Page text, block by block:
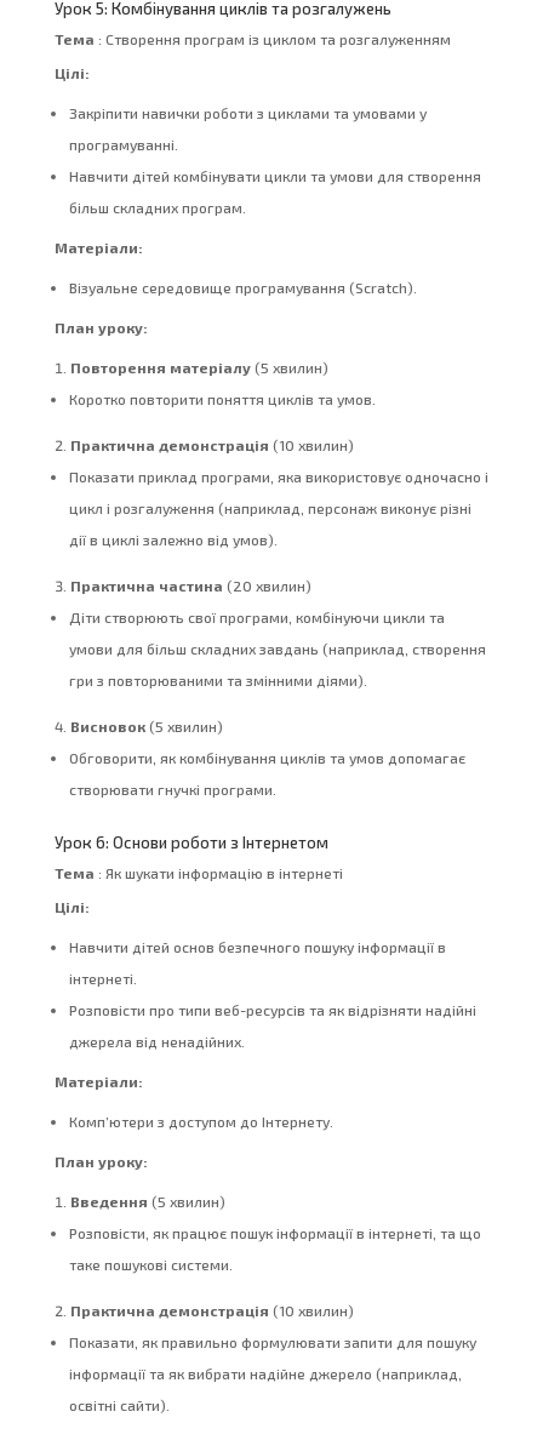
Урок 5: Комбінування циклів та розгалужень
Тема : Створення програм із циклом та розгалуженням
Цілі:
Закріпити навички роботи з циклами та умовами у
програмуванні.
Навчити дітей комбінувати цикли та умови для створення
більш складних програм.
Матеріали:
Візуальне середовище програмування (Scratch).
План уроку:
Повторення матеріалу(5 хвилин)
Коротко повторити поняття циклів та умов.
Практична демонстрація (10 хвилин)
Показати приклад програми, яка використовує одночасно і
цикл і розгалуження (наприклад, персонаж виконує різні
дії в циклі залежно від умов).
Практична частина (20 хвилин)
Діти створюють свої програми, комбінуючи цикли та
умови для більш складних завдань (наприклад, створення
гри з повторюваними та змінними діями).
Висновок(5 хвилин)
Обговорити, як комбінування циклів та умов допомагає
створювати гнучкі програми.
Урок 6: Основи роботи з Інтернетом
Тема : Як шукати інформацію в інтернеті
Цілі:
Навчити дітей основ безпечного пошуку інформації в
інтернеті.
Розповісти про типи веб-ресурсів та як відрізняти надійні
джерела від ненадійних.
Матеріали:
Комп’ютери з доступом до Інтернету.
План уроку:
Введення (5 хвилин)
Розповісти, як працює пошук інформації в інтернеті, та що
таке пошукові системи.
Практична демонстрація (10 хвилин)
Показати, як правильно формулювати запити для пошуку
інформації та як вибрати надійне джерело (наприклад,
освітні сайти).